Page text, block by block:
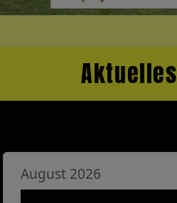
Aktuelles
August 2026